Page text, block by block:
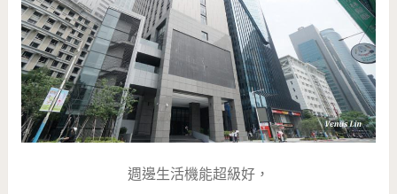
週邊生活機能超級好，